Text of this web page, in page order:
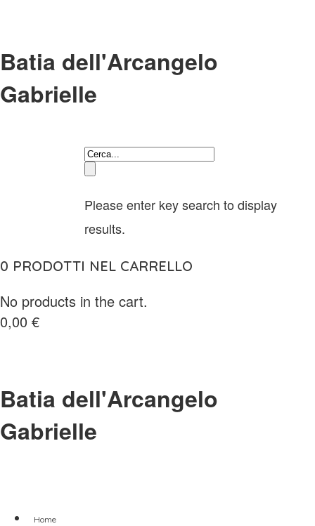
Batia dell'Arcangelo
Gabrielle
Please enter key search to display
results.
0 PRODOTTI NEL CARRELLO
No products in the cart.
0,00 €
Batia dell'Arcangelo
Gabrielle
Home